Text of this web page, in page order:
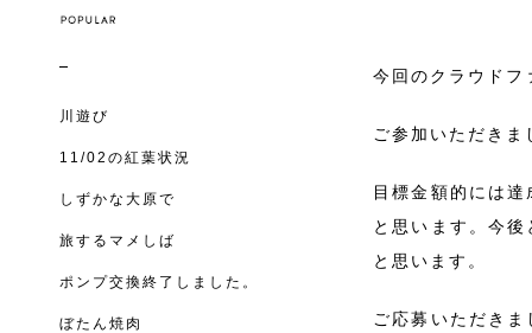
川遊び
11/02の紅葉状況
しずかな大原で
旅するマメしば
ポンプ交換終了しました。
ぼたん焼肉
今回のクラウドフ
ご参加いただき
目標金額的には
と思います。今
と思います。
ご応募いただき